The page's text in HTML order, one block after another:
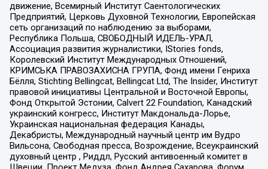
движение, Всемирный Институт Саентологических
Предприятий, Церковь Духовной Технологии, Европейская
сеть организаций по наблюдению за выборами,
Республика Польша, СВОБОДНЫЙ ИДЕЛЬ-УРАЛ,
Ассоциация развития журналистики, IStories fonds,
Королевский Институт Международных Отношений,
КРИМСЬКА ПРАВОЗАХИСНА ГРУПА, Фонд имени Генриха
Бёлля, Stichting Bellingcat, Bellingcat Ltd, The Insider, Институт
правовой инициативы Центральной и Восточной Европы,
Фонд Открытой Эстонии, Calvert 22 Foundation, Канадский
украинский конгресс, Институт Макдональда-Лорье,
Украинская национальная федерация Канады,
Декабристы, Международный научный центр им Вудро
Вильсона, Свободная пресса, Возрождение, Всеукраинский
духовный центр , Риддл, Русский антивоенный комитет в